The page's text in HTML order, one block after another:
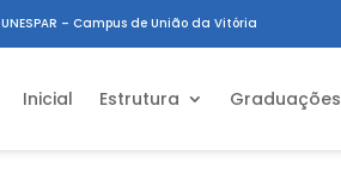
UNESPAR – Campus de União da Vitória
Inicial Estrutura Graduações